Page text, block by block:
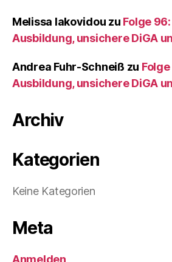
Melissa Iakovidou zu Folge
Ausbildung, unsichere DiGA
Andrea Fuhr-Schneiß zu
Ausbildung, unsichere DiGA
Archiv
Kategorien
Keine Kategorien
Meta
Anmelden